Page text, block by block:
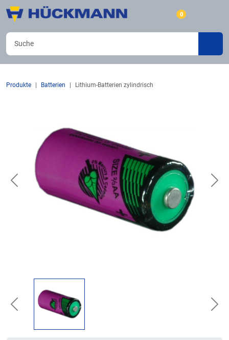
0
Produkte Batterien Lithium-Batterien zylindrisch
Previous
Previous